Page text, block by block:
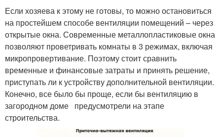
Если хозяева к этому не готовы, то можно остановиться
на простейшем способе вентиляции помещений – через
открытые окна. Современные металлопластиковые окна
позволяют проветривать комнаты в 3 режимах, включая
микропровертивание. Поэтому стоит сравнить
временные и финансовые затраты и принять решение,
приступать ли к устройству дополнительной вентиляции.
Конечно, все было бы проще, если бы вентиляцию в
загородном доме предусмотрели на этапе
строительства.